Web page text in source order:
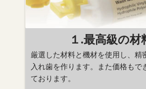
１.最高級の材
厳選した材料と機材を使用し、精
入れ歯を作ります。また価格もで
ております。